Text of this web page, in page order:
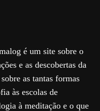
é um site sobre o
e as descobertas da
as tantas formas
às escolas de
à meditação e o que